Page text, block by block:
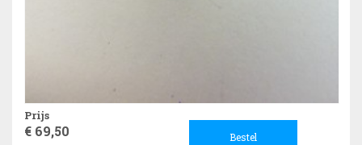
Prijs
€ 69,50 Bestel